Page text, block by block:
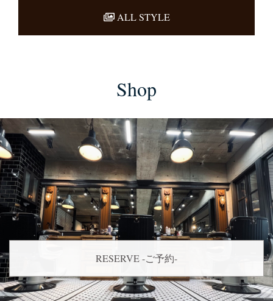
ALL STYLE
Shop
RESERVE -ご予約-